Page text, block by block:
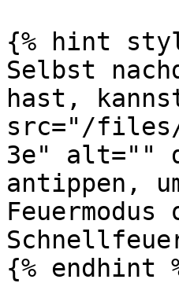
{% hint
Selbst
hast,
src="/files/
3e" alt=""
antippen,
{% endhint